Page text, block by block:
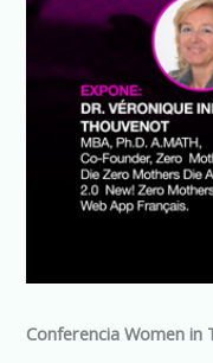
Conferencia Women